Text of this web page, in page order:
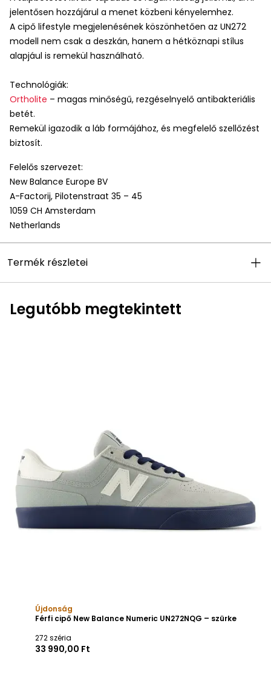
jelentősen hozzájárul a menet közbeni kényelemhez.
A cipő lifestyle megjelenésének köszönhetően az UN272
modell nem csak a deszkán, hanem a hétköznapi stílus
alapjául is remekül használható.
Technológiák:
Ortholite – magas minőségű, rezgéselnyelő antibakteriális
betét.
Remekül igazodik a láb formájához, és megfelelő szellőzést
biztosít.
Felelős szervezet:
New Balance Europe BV
A-Factorij, Pilotenstraat 35 – 45
1059 CH Amsterdam
Netherlands
Termék részletei
Legutóbb megtekintett
Újdonság
Férfi cipő New Balance Numeric UN272NQG – szürke
272 széria
33 990,00 Ft